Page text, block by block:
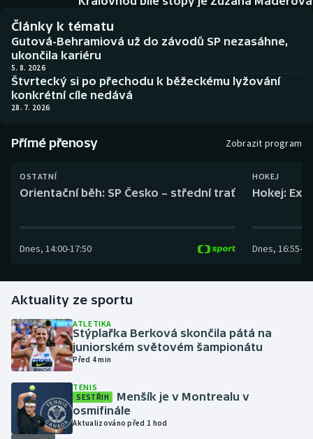
Biatlon
Boby a skeleton
Curling
Dostihy
Futsal
Golf
Gymnastika
Házená
Jezdectví
Judo
Aplikace ČT sport
AZ kvíz
Články k tématu
Gutová-Behramiová už do závodů SP nezasáhne,
ukončila kariéru
5. 8. 2026
Štvrtecký si po přechodu k běžeckému lyžování
konkrétní cíle nedává
28. 7. 2026
Přímé přenosy Zobrazit program
OSTATNÍ
Orientační běh: SP Česko – střední trať
Dnes, 14:00-17:50
HOKEJ
Hokej:
Dnes, 16:55-
Aktuality ze sportu
ATLETIKA
Stýplařka Berková skončila pátá na
juniorském světovém šampionátu
Před 4 min
TENIS
SESTŘIH
Menšík je v Montrealu v
osmifinále
Aktualizováno před 1 hod